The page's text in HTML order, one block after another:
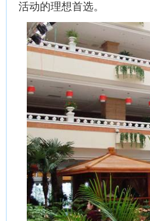
活动的理想首选。